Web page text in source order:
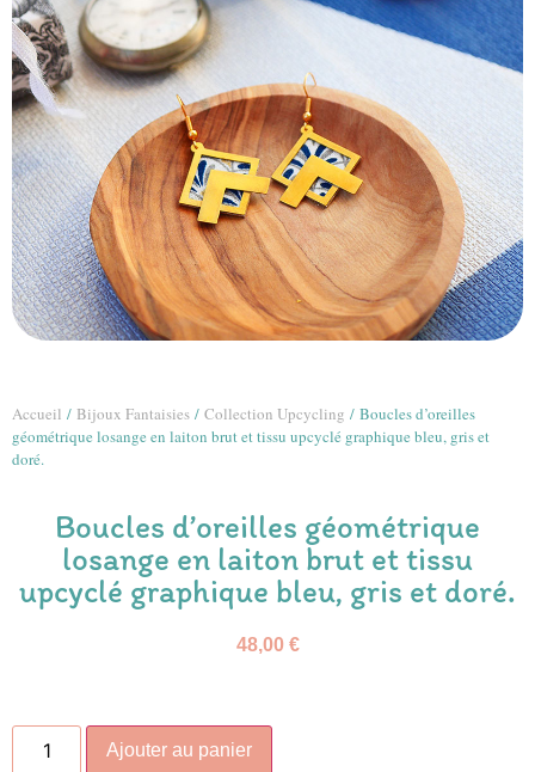
Accueil / Bijoux Fantaisies / Collection Upcycling / Boucles d’oreilles
géométrique losange en laiton brut et tissu upcyclé graphique bleu, gris et
doré.
Boucles d’oreilles géométrique
losange en laiton brut et tissu
upcyclé graphique bleu, gris et doré.
48,00 €
Ajouter au panier